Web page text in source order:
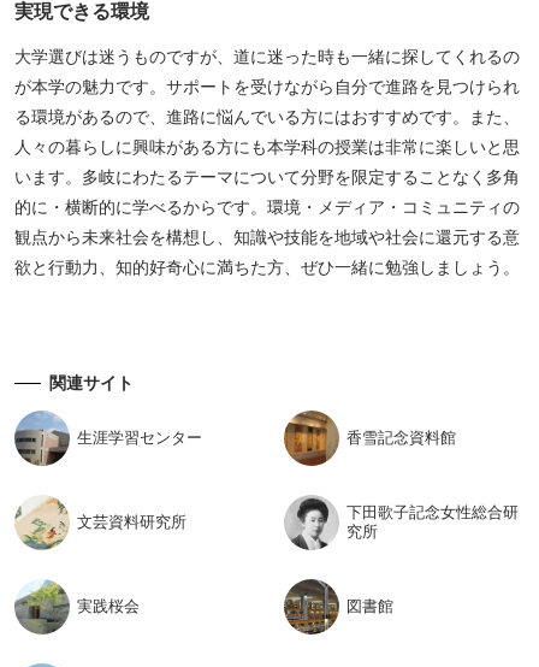
実現できる環境
大学選びは迷うものですが、道に迷った時も一緒に探してくれるの
が本学の魅力です。サポートを受けながら自分で進路を見つけられ
る環境があるので、進路に悩んでいる方にはおすすめです。また、
人々の暮らしに興味がある方にも本学科の授業は非常に楽しいと思
います。多岐にわたるテーマについて分野を限定することなく多角
的に・横断的に学べるからです。環境・メディア・コミュニティの
観点から未来社会を構想し、知識や技能を地域や社会に還元する意
欲と⾏動⼒、知的好奇⼼に満ちた方、ぜひ一緒に勉強しましょう。
関連サイト
生涯学習センター 香雪記念資料館
文芸資料研究所
下田歌子記念女性総合研
究所
実践桜会 図書館